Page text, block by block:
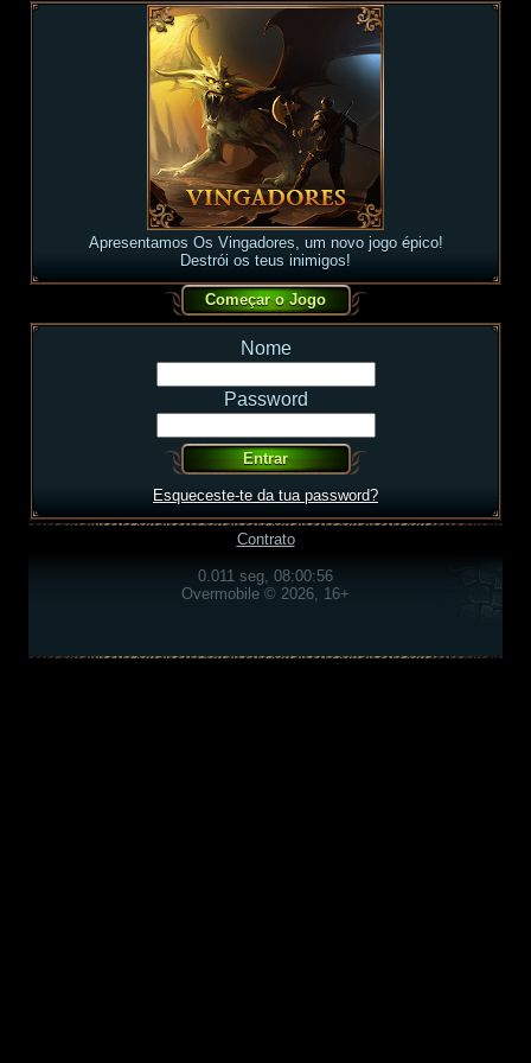
Apresentamos Os Vingadores, um novo jogo épico!
Destrói os teus inimigos!
Nome
Password
Esqueceste-te da tua password?
Contrato
0.011 seg, 08:00:56
Overmobile © 2026, 16+